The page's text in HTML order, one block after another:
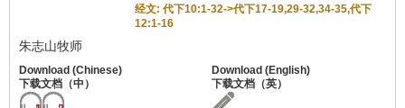
经文: 代下10:1-32->代下17-19,29-32,34-35,代下
12:1-16
朱志山牧师